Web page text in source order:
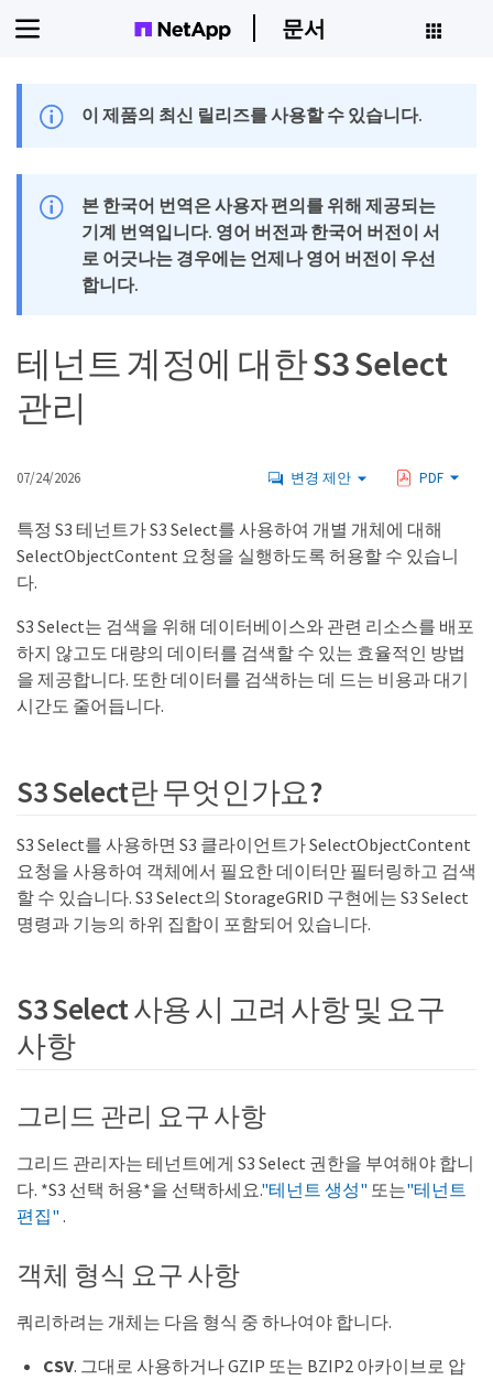
문서
이 제품의 최신 릴리즈를 사용할 수 있습니다.
본 한국어 번역은 사용자 편의를 위해 제공되는
기계 번역입니다. 영어 버전과 한국어 버전이 서
로 어긋나는 경우에는 언제나 영어 버전이 우선
합니다.
테넌트 계정에 대한 S3 Select
관리
07/24/2026 변경 제안 PDF
특정 S3 테넌트가 S3 Select를 사용하여 개별 개체에 대해
SelectObjectContent 요청을 실행하도록 허용할 수 있습니
다.
S3 Select는 검색을 위해 데이터베이스와 관련 리소스를 배포
하지 않고도 대량의 데이터를 검색할 수 있는 효율적인 방법
을 제공합니다. 또한 데이터를 검색하는 데 드는 비용과 대기
시간도 줄어듭니다.
S3 Select란 무엇인가요?
S3 Select를 사용하면 S3 클라이언트가 SelectObjectContent
요청을 사용하여 객체에서 필요한 데이터만 필터링하고 검색
할 수 있습니다. S3 Select의 StorageGRID 구현에는 S3 Select
명령과 기능의 하위 집합이 포함되어 있습니다.
S3 Select 사용 시 고려 사항 및 요구
사항
그리드 관리 요구 사항
그리드 관리자는 테넌트에게 S3 Select 권한을 부여해야 합니
다. *S3 선택 허용*을 선택하세요."테넌트 생성" 또는"테넌트
편집" .
객체 형식 요구 사항
쿼리하려는 개체는 다음 형식 중 하나여야 합니다.
CSV. 그대로 사용하거나 GZIP 또는 BZIP2 아카이브로 압